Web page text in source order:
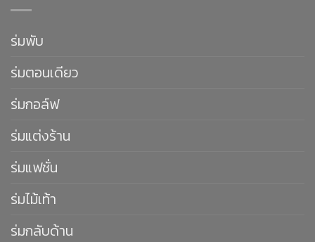
ร่มพับ
ร่มตอนเดียว
ร่มกอล์ฟ
ร่มแต่งร้าน
ร่มแฟชั่น
ร่มไม้เท้า
ร่มกลับด้าน